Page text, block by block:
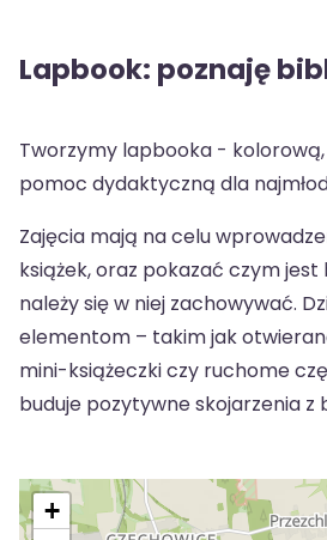
Lapbook: poznaję
Tworzymy lapbooka -
pomoc dydaktyczną dla
Zajęcia mają na celu
książek, oraz pokazać czym jest
należy się w niej zachowywać.
elementom – takim jak
mini-książeczki czy ruchome
buduje pozytywne skojarzenia z
+